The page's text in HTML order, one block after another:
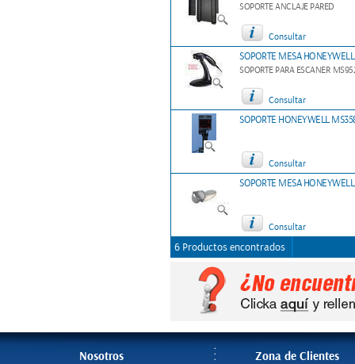
SOPORTE ANCLAJE PARED
Consultar
SOPORTE MESA
SOPORTE PARA ESCANER
Consultar
SOPORTE HONEYWELL
Consultar
SOPORTE MESA
Consultar
6 Productos encontrados
Nosotros Zona de Clientes